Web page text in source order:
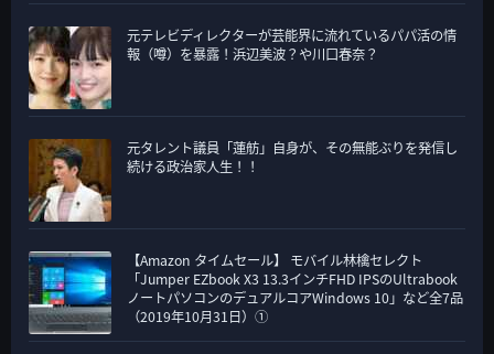
元テレビディレクターが芸能界に流れているパパ活の情
報（噂）を暴露！浜辺美波？や川口春奈？
元タレント議員「蓮舫」自身が、その無能ぶりを発信し
続ける政治家人生！！
【Amazon タイムセール】 モバイル林檎セレクト
「Jumper EZbook X3 13.3インチFHD IPSのUltrabook
ノートパソコンのデュアルコアWindows 10」など全7品
（2019年10月31日）①